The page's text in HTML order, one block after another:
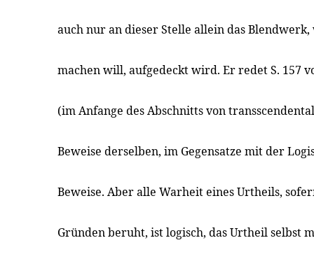
auch nur an dieser Stelle allein das
machen will, aufgedeckt wird. Er redet S. 157
(im Anfange des Abschnitts von
Beweise derselben, im Gegensatze mit der
Beweise. Aber alle Warheit eines Urtheils,
Gründen beruht, ist logisch, das Urtheil selbst